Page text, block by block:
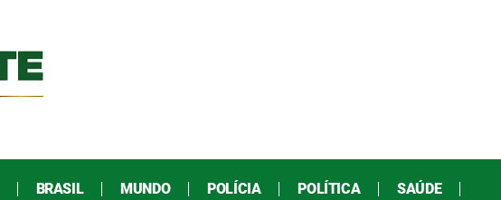
BRASIL MUNDO POLÍCIA POLÍTICA SAÚDE